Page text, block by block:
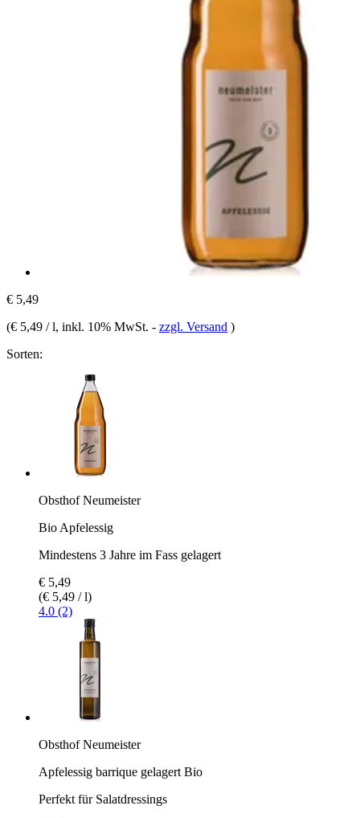
€ 5,49
(€ 5,49 / l, inkl. 10% MwSt. - zzgl. Versand )
Sorten:
Obsthof Neumeister
Bio Apfelessig
Mindestens 3 Jahre im Fass gelagert
€ 5,49
(€ 5,49 / l)
4.0 (2)
Obsthof Neumeister
Apfelessig barrique gelagert Bio
Perfekt für Salatdressings